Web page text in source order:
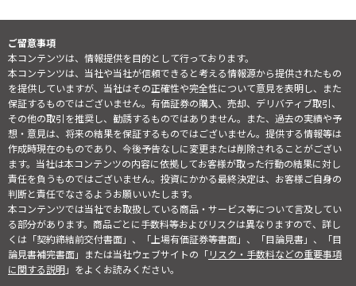
ご留意事項
本コンテンツは、情報提供を目的として行っております。
本コンテンツは、当社や当社が信頼できると考える情報源から提供されたもの
を提供していますが、当社はその正確性や完全性について意見を表明し、また
保証するものではございません。有価証券の購入、売却、デリバティブ取引、
その他の取引を推奨し、勧誘するものではありません。また、過去の実績や予
想・意見は、将来の結果を保証するものではございません。提供する情報等は
作成時現在のものであり、今後予告なしに変更または削除されることがござい
ます。当社は本コンテンツの内容に依拠してお客様が取った行動の結果に対し
責任を負うものではございません。投資にかかる最終決定は、お客様ご自身の
判断と責任でなさるようお願いいたします。
本コンテンツでは当社でお取扱している商品・サービス等について言及してい
る部分があります。商品ごとに手数料等およびリスクは異なりますので、詳し
くは「契約締結前交付書面」、「上場有価証券等書面」、「目論見書」、「目
論見書補完書面」または当社ウェブサイトの「リスク・手数料などの重要事項
に関する説明」をよくお読みください。